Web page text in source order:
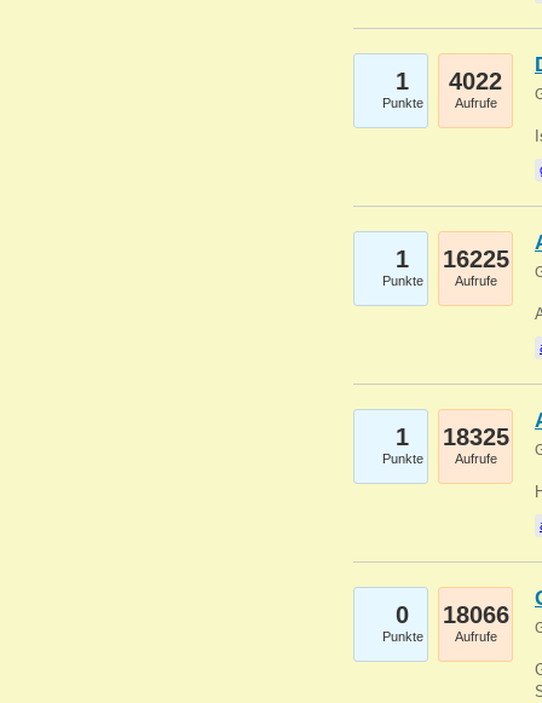
1
Punkte
4022
Aufrufe
1
Punkte
16225
Aufrufe
1
Punkte
18325
Aufrufe
0
Punkte
18066
Aufrufe